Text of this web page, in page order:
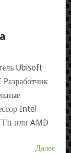
Ubisoft
Разработчик
Intel
или AMD
Далее